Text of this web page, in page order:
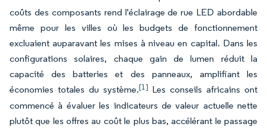
coûts des composants rend l'éclairage de rue LED abordable
même pour les villes où les budgets de fonctionnement
excluaient auparavant les mises à niveau en capital. Dans les
configurations solaires, chaque gain de lumen réduit la
capacité des batteries et des panneaux, amplifiant les
économies totales du système.[1] Les conseils africains ont
commencé à évaluer les indicateurs de valeur actuelle nette
plutôt que les offres au coût le plus bas, accélérant le passage